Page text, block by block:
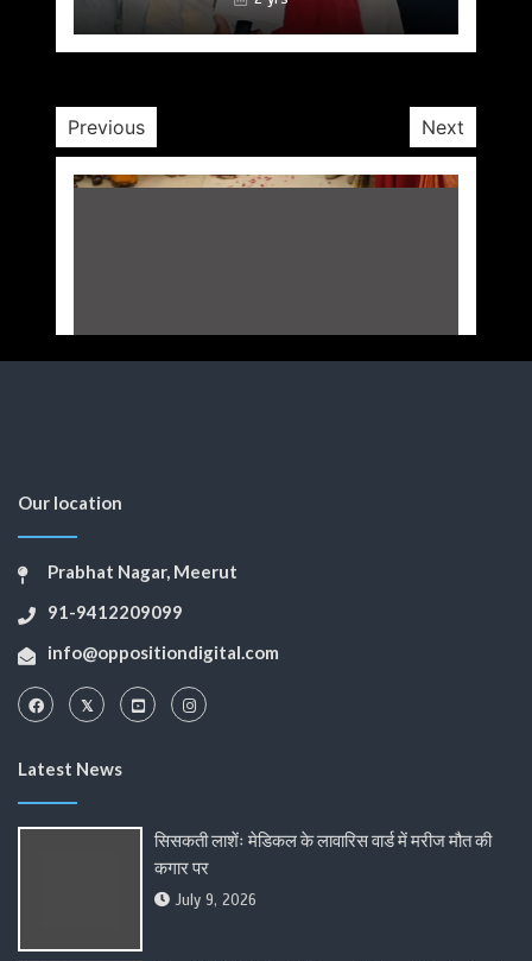
Opposition Desk
April 17, 2025
Previous Next
Our location
Prabhat Nagar, Meerut
91-9412209099
info@oppositiondigital.com
Latest News
सिसकती लाशेंः मेडिकल के लावारिस वार्ड में मरीज मौत की
कगार पर
July 9, 2026